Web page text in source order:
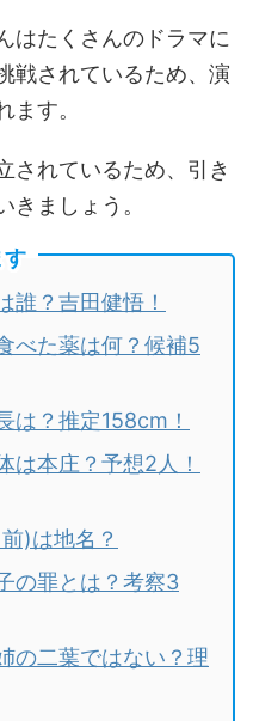
はたくさんのドラマに
戦されているため、演
す。
されているため、引き
ましょう。
す
誰？吉田健悟！
べた薬は何？候補5
は？推定158cm！
は本庄？予想2人！
)は地名？
の罪とは？考察3
の二葉ではない？理